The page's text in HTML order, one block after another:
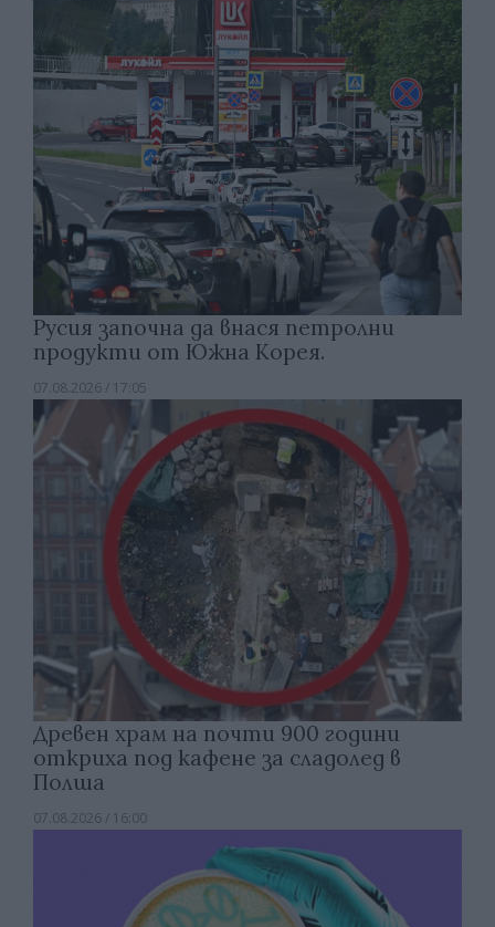
Русия започна да внася петролни
продукти от Южна Корея.
07.08.2026 / 17:05
Древен храм на почти 900 години
откриха под кафене за сладолед в
Полша
07.08.2026 / 16:00